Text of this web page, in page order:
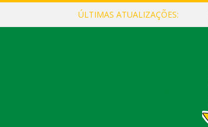
ÚLTIMAS ATUALIZAÇÕES: